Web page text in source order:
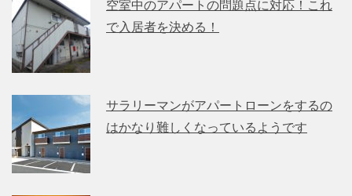
空室中のアパートの問題点に対応！これ
で入居者を決める！
サラリーマンがアパートローンをするの
はかなり難しくなっているようです